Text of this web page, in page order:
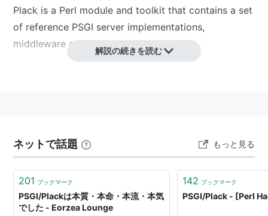
Plack is a Perl module and toolkit that contains a set
of reference PSGI server implementations,
middleware and utility modules.
解説の続きを読む
ネットで話題 もっと見る
201 ブックマーク
PSGI/Plackは本質・本命・本流・本気
でした - Eorzea Lounge
142 ブックマーク
PSGI/Plack - [Perl